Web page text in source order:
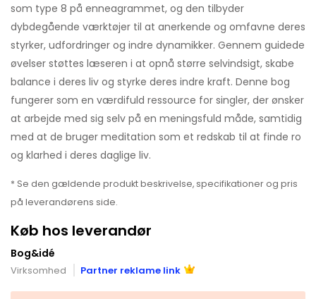
som type 8 på enneagrammet, og den tilbyder
dybdegående værktøjer til at anerkende og omfavne deres
styrker, udfordringer og indre dynamikker. Gennem guidede
øvelser støttes læseren i at opnå større selvindsigt, skabe
balance i deres liv og styrke deres indre kraft. Denne bog
fungerer som en værdifuld ressource for singler, der ønsker
at arbejde med sig selv på en meningsfuld måde, samtidig
med at de bruger meditation som et redskab til at finde ro
og klarhed i deres daglige liv.
* Se den gældende produkt beskrivelse, specifikationer og pris
på leverandørens side.
Køb hos leverandør
Bog&idé
Virksomhed Partner reklame link